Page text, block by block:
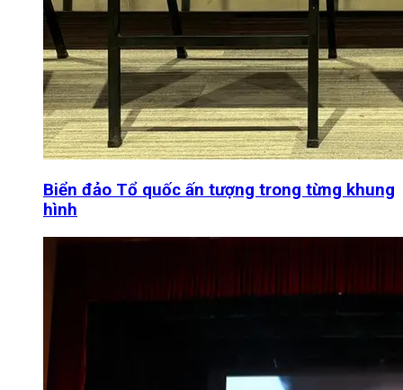
Biển đảo Tổ quốc ấn tượng trong từng khung
hình